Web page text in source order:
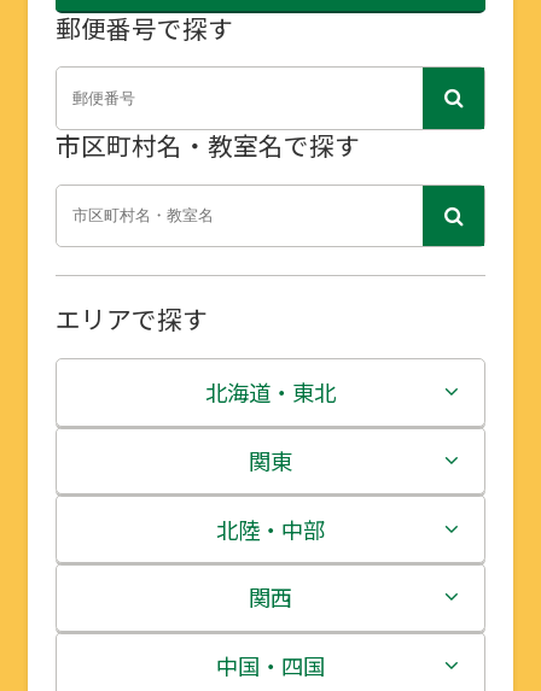
郵便番号で探す
市区町村名・教室名で探す
エリアで探す
北海道・東北
北海道
青森県
岩手県
宮城県
関東
茨城県
栃木県
群馬県
北陸・中部
新潟県
富山県
関西
三重県
中国・四国